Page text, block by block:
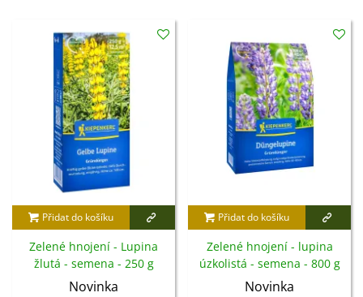
Přidat do košíku
Zelené hnojení - Lupina
žlutá - semena - 250 g
Novinka
Přidat do košíku
Zelené hnojení - lupina
úzkolistá - semena - 800 g
Novinka